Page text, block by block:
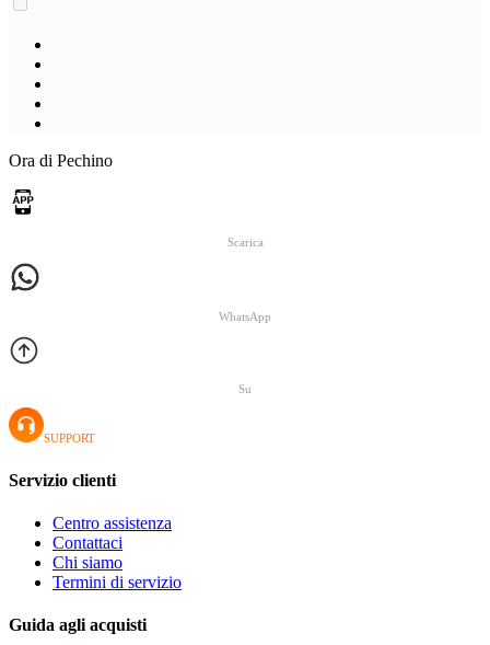
Ora di Pechino
Scarica
WhatsApp
Su
SUPPORT
Servizio clienti
Centro assistenza
Contattaci
Chi siamo
Termini di servizio
Guida agli acquisti